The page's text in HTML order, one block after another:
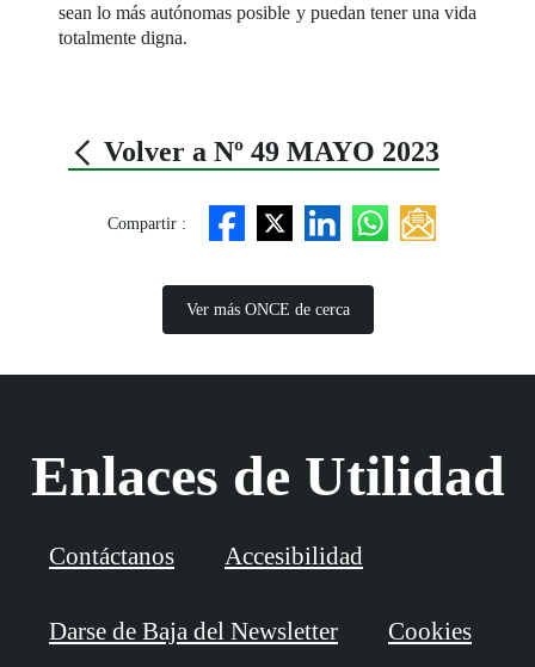
sean lo más autónomas posible y puedan tener una vida
totalmente digna.
Volver a Nº 49 MAYO 2023
Compartir :
Ver más ONCE de cerca
Enlaces de Utilidad
Contáctanos Accesibilidad
Darse de Baja del Newsletter Cookies